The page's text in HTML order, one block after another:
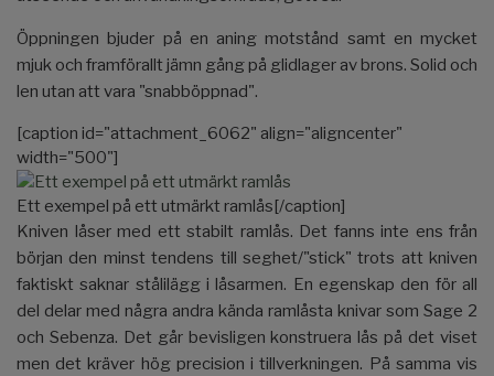
Öppningen bjuder på en aning motstånd samt en mycket
mjuk och framförallt jämn gång på glidlager av brons. Solid och
len utan att vara "snabböppnad".
[caption id="attachment_6062" align="aligncenter"
width="500"]
Ett exempel på ett utmärkt ramlås[/caption]
Kniven låser med ett stabilt ramlås. Det fanns inte ens från
början den minst tendens till seghet/"stick" trots att kniven
faktiskt saknar stålilägg i låsarmen. En egenskap den för all
del delar med några andra kända ramlåsta knivar som Sage 2
och Sebenza. Det går bevisligen konstruera lås på det viset
men det kräver hög precision i tillverkningen. På samma vis